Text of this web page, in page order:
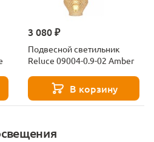
3 080 ₽
Подвесной светильник
Reluce 09004-0.9-02 Amber
В корзину